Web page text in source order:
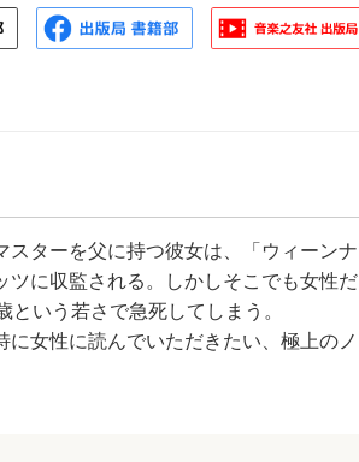
ターを父に持つ彼女は、「ウィーンナ
に収監される。しかしそこでも女性だ
いう若さで急死してしまう。
女性に読んでいただきたい、極上のノ